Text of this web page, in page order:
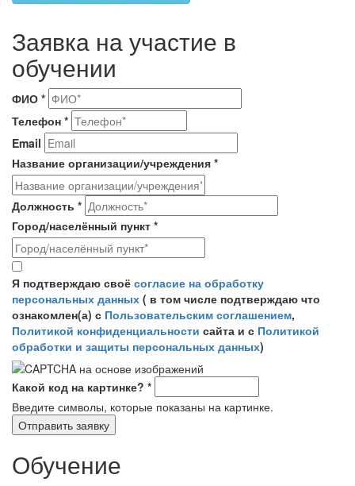
Заявка на участие в
обучении
ФИО *
Телефон *
Email
Название организации/учреждения *
Должность *
Город/населённый пункт *
Согласие на обработку персональных данных
Я подтверждаю своё согласие на обработку
персональных данных ( в том числе подтверждаю что
ознакомлен(а) с Пользовательским соглашением,
Политикой конфиденциальности сайта и с Политикой
обработки и защиты персональных данных)
Какой код на картинке? *
Введите символы, которые показаны на картинке.
Обучение